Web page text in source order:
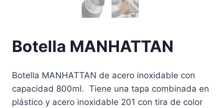
Botella MANHATTAN
Botella MANHATTAN de acero inoxidable con
capacidad 800ml. Tiene una tapa combinada en
plástico y acero inoxidable 201 con tira de color